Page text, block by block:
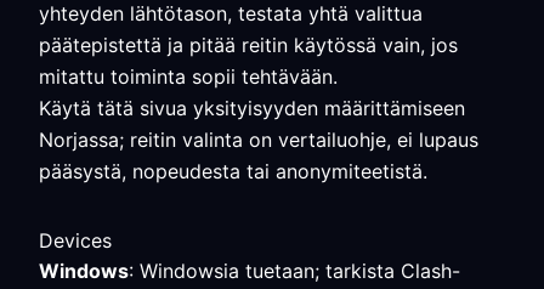
yhteyden lähtötason, testata yhtä valittua
päätepistettä ja pitää reitin käytössä vain, jos
mitattu toiminta sopii tehtävään.
Käytä tätä sivua yksityisyyden määrittämiseen
Norjassa; reitin valinta on vertailuohje, ei lupaus
pääsystä, nopeudesta tai anonymiteetistä.
Devices
Windows: Windowsia tuetaan; tarkista Clash-